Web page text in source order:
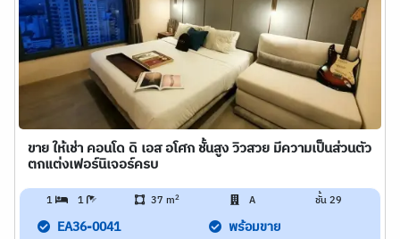
ขาย ให้เช่า คอนโด ดิ เอส อโศก ชั้นสูง วิวสวย มีความเป็นส่วนตัว
ตกแต่งเฟอร์นิเจอร์ครบ
1 1 37 m2 A ชั้น 29
EA36-0041 พร้อมขาย